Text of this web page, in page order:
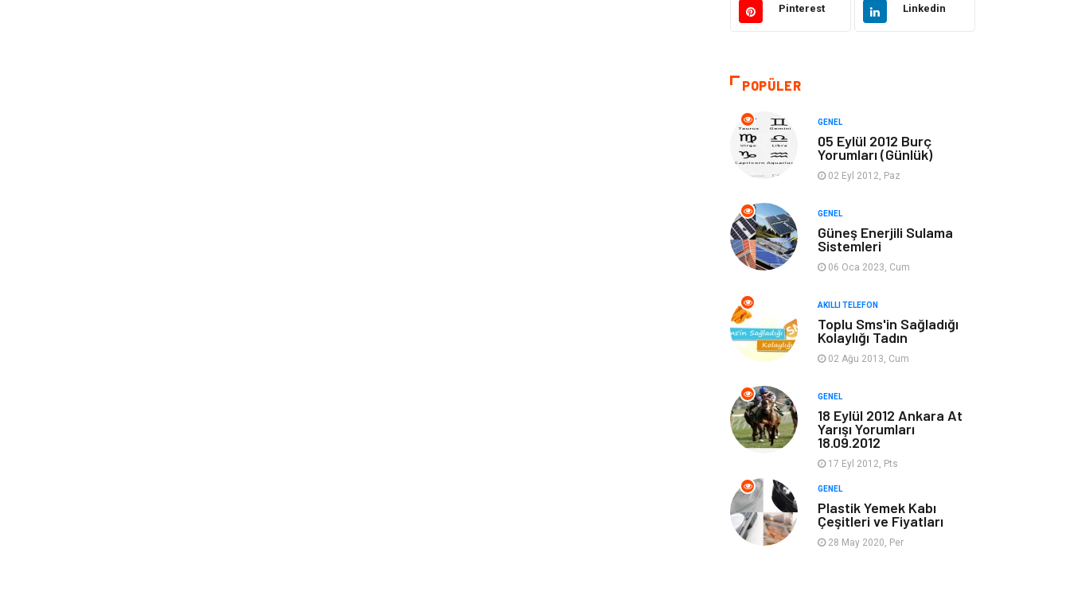
Akıllı Telefon Yaşam
Ekonomi
Elektrik Elektronik
Tanıtıcı Reklam Alışveriş
Hukuk
Dekorasyon Tatil
Makine
Yazılım
Güzellik & Bakım Magazin Dünyası
Organizasyon
Hizmet Otomotiv
Bebek Giyim
Pinterest Linkedin
POPÜLER
GENEL
05 Eylül 2012 Burç
Yorumları (Günlük)
02 Eyl 2012, Paz
GENEL
Güneş Enerjili Sulama
Sistemleri
06 Oca 2023, Cum
AKILLI TELEFON
Toplu Sms'in Sağladığı
Kolaylığı Tadın
02 Ağu 2013, Cum
GENEL
18 Eylül 2012 Ankara At
Yarışı Yorumları
18.09.2012
17 Eyl 2012, Pts
GENEL
Plastik Yemek Kabı
Çeşitleri ve Fiyatları
28 May 2020, Per